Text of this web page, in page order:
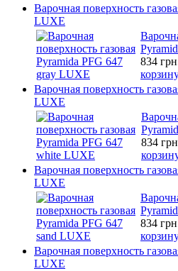
Варочная поверхность
LUXE
834
Варочная поверхность
LUXE
834
Варочная поверхность
LUXE
834
Варочная поверхность
LUXE